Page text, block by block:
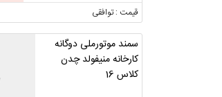
قیمت : توافقی
سمند موتورملی دوگانه
کارخانه منیفولد چدن
کلاس 16